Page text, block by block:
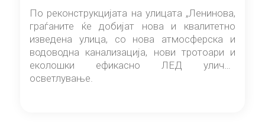
По реконструкцијата на улицата „Ленинова,
граѓаните ќе добијат нова и квалитетно
изведена улица, со нова атмосферска и
водоводна канализација, нови тротоари и
еколошки ефикасно ЛЕД улично
осветлување.